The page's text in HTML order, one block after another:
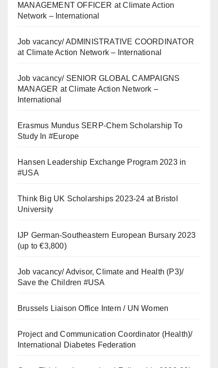
MANAGEMENT OFFICER at Climate Action
Network – International
Job vacancy/ ADMINISTRATIVE COORDINATOR
at Climate Action Network – International
Job vacancy/ SENIOR GLOBAL CAMPAIGNS
MANAGER at Climate Action Network –
International
Erasmus Mundus SERP-Chem Scholarship To
Study In #Europe
Hansen Leadership Exchange Program 2023 in
#USA
Think Big UK Scholarships 2023-24 at Bristol
University
IJP German-Southeastern European Bursary 2023
(up to €3,800)
Job vacancy/ Advisor, Climate and Health (P3)/
Save the Children #USA
Brussels Liaison Office Intern / UN Women
Project and Communication Coordinator (Health)/
International Diabetes Federation